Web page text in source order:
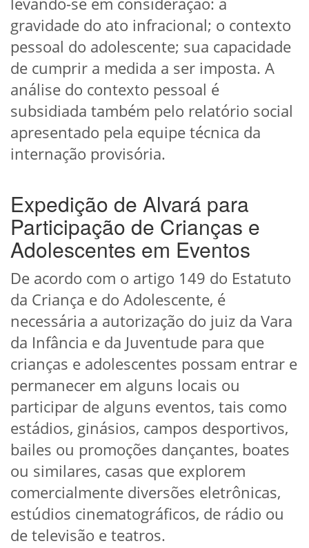
gravidade do ato infracional; o contexto
pessoal do adolescente; sua capacidade
de cumprir a medida a ser imposta. A
análise do contexto pessoal é
subsidiada também pelo relatório social
apresentado pela equipe técnica da
internação provisória.
Expedição de Alvará para
Participação de Crianças e
Adolescentes em Eventos
De acordo com o artigo 149 do Estatuto
da Criança e do Adolescente, é
necessária a autorização do juiz da Vara
da Infância e da Juventude para que
crianças e adolescentes possam entrar e
permanecer em alguns locais ou
participar de alguns eventos, tais como
estádios, ginásios, campos desportivos,
bailes ou promoções dançantes, boates
ou similares, casas que explorem
comercialmente diversões eletrônicas,
estúdios cinematográficos, de rádio ou
de televisão e teatros.